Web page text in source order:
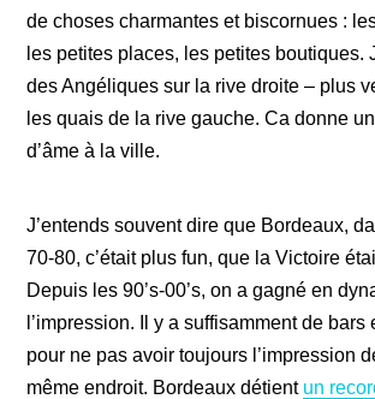
de choses charmantes et biscornues :
les petites places, les petites boutiques.
des Angéliques sur la rive droite – plus
les quais de la rive gauche. Ca donne
d’âme à la ville.
J’entends souvent dire que Bordeaux,
70-80, c’était plus fun, que la Victoire
Depuis les 90’s-00’s, on a gagné en
l’impression. Il y a suffisamment de bars
pour ne pas avoir toujours l’impression
même endroit. Bordeaux détient un